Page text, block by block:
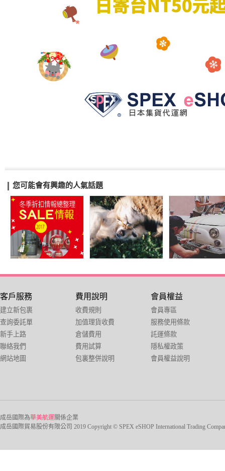
您可能會有興趣的人氣話題
客戶服務
建立新包裹
查詢委託單
新手上路
聯絡我們
網站地圖
費用說明
收費規則
加值理貨收費
倉儲費用
費用試算
包裏整併說明
會員權益
會員專區
服務使用條款
託運條款
隱私權政策
會員權益說明
成岳國際為華美航運關係企業
成岳國際貿易股份有限公司 2019 Copyright © SPEX eSHOP International Trading